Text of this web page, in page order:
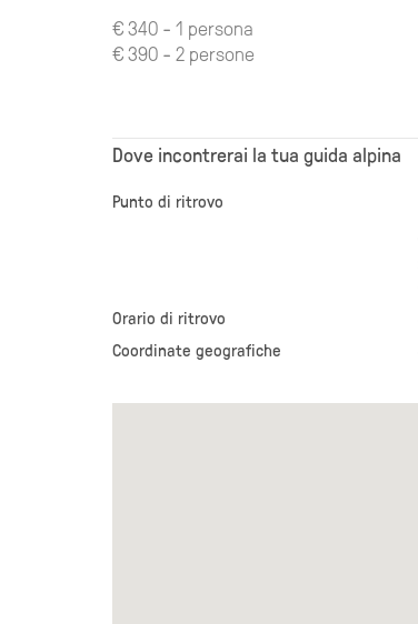
€ 340 - 1 persona
€ 390 - 2 persone
Dove incontrerai la tua guida alpina
Punto di ritrovo
Orario di ritrovo
Coordinate geografiche